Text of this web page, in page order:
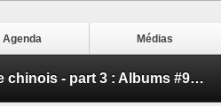
Agenda Médias
Bilan 2015, un casse-tête chinois - part 3 : Albums #90 - #81